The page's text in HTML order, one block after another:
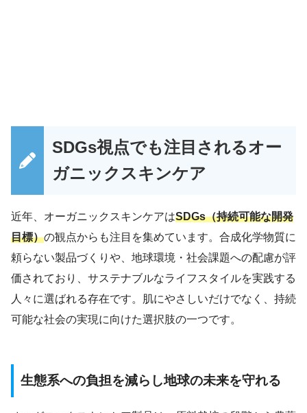
SDGs視点でも注目されるオー
ガニックスキンケア
近年、オーガニックスキンケアはSDGs（持続可能な開発
目標）の観点からも注目を集めています。合成化学物質に
頼らない製品づくりや、地球環境・社会課題への配慮が評
価されており、サステナブルなライフスタイルを実践する
人々に選ばれる存在です。肌にやさしいだけでなく、持続
可能な社会の実現に向けた選択肢の一つです。
生態系への負担を減らし地球の未来を守れる